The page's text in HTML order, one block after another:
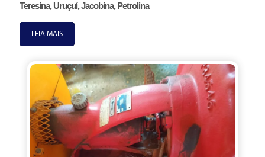
Teresina, Uruçuí, Jacobina, Petrolina
LEIA MAIS